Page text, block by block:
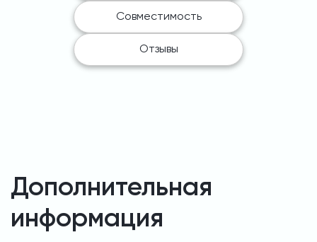
Совместимость
Отзывы
Дополнительная
информация